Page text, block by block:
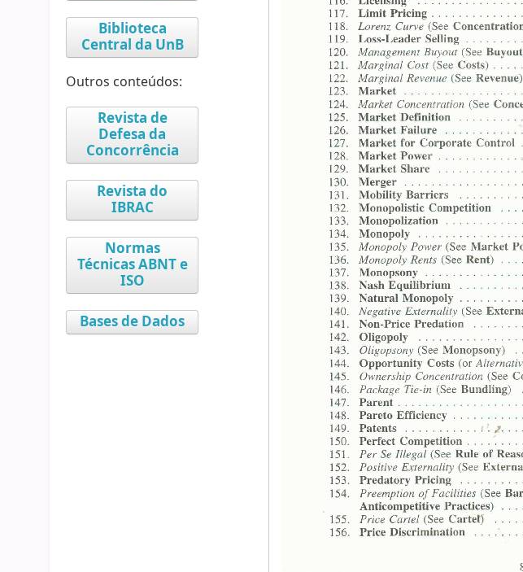
Biblioteca
Central da UnB
Outros conteúdos:
Revista de
Defesa da
Concorrência
Revista do
IBRAC
Normas
Técnicas ABNT e
ISO
Bases de Dados